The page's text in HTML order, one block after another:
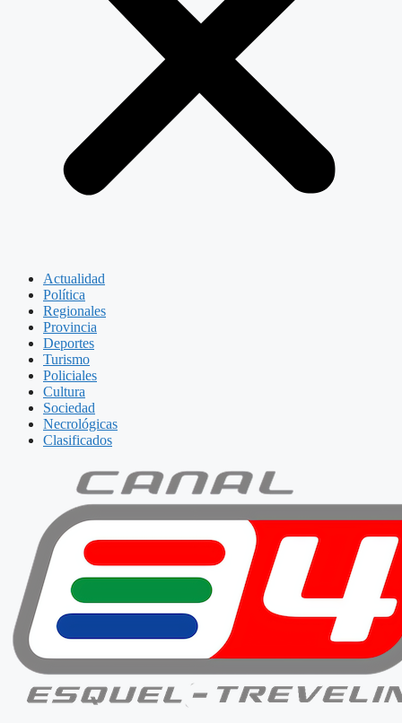
Actualidad
Política
Regionales
Provincia
Deportes
Turismo
Policiales
Cultura
Sociedad
Necrológicas
Clasificados